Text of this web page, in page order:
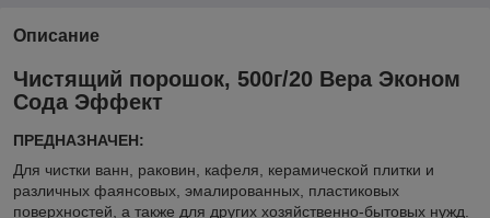
Описание
Чистящий порошок, 500г/20 Вера Эконом
Сода Эффект
ПРЕДНАЗНАЧЕН:
Для чистки ванн, раковин, кафеля, керамической плитки и
различных фаянсовых, эмалированных, пластиковых
поверхностей, а также для других хозяйственно-бытовых нужд.